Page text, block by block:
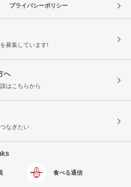
プライバシーポリシー
募集しています!
へ
はこちらから
なぎたい
食べる通信